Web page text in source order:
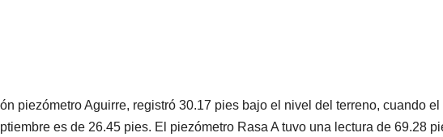
piezómetro Aguirre, registró 30.17 pies bajo el nivel del terreno, cuando el
es de 26.45 pies. El piezómetro Rasa A tuvo una lectura de 69.28